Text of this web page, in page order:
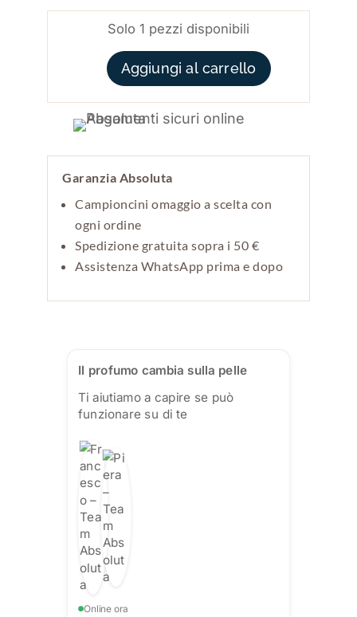
Solo 1 pezzi disponibili
JOORIE QUANTITÀAggiungi al carrello
Garanzia Absoluta
Campioncini omaggio a scelta con
ogni ordine
Spedizione gratuita sopra i 50 €
Assistenza WhatsApp prima e dopo
Il profumo cambia sulla pelle
Ti aiutiamo a capire se può
funzionare su di te
Online ora